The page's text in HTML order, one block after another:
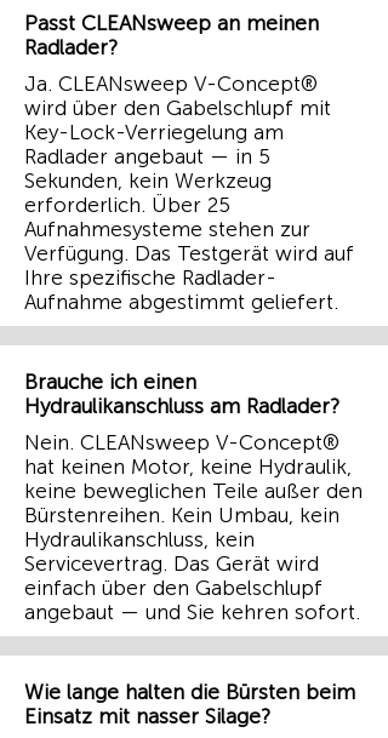
Passt CLEANsweep an meinen
Radlader?
Ja. CLEANsweep V-Concept®
wird über den Gabelschlupf mit
Key-Lock-Verriegelung am
Radlader angebaut — in 5
Sekunden, kein Werkzeug
erforderlich. Über 25
Aufnahmesysteme stehen zur
Verfügung. Das Testgerät wird auf
Ihre spezifische Radlader-
Aufnahme abgestimmt geliefert.
Brauche ich einen
Hydraulikanschluss am Radlader?
Nein. CLEANsweep V-Concept®
hat keinen Motor, keine Hydraulik,
keine beweglichen Teile außer den
Bürstenreihen. Kein Umbau, kein
Hydraulikanschluss, kein
Servicevertrag. Das Gerät wird
einfach über den Gabelschlupf
angebaut — und Sie kehren sofort.
Wie lange halten die Bürsten beim
Einsatz mit nasser Silage?